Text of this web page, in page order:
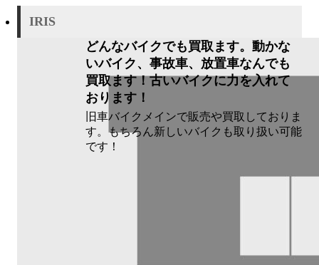
IRIS
どんなバイクでも買取ます。動かな
いバイク、事故車、放置車なんでも
買取ます！古いバイクに力を入れて
おります！
旧車バイクメインで販売や買取しておりま
す。もちろん新しいバイクも取り扱い可能
です！